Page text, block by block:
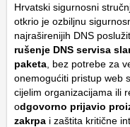
Hrvatski sigurnosni
otkrio je ozbiljnu
najraširenijih DNS
rušenje DNS servisa
paketa , bez potrebe za
onemogućiti pristup web
cijelim organizacijama ili
odgovorno prijavio
zakrpa i zaštita kritične